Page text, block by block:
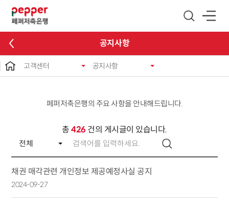
공지사항
고객센터 공지사항
페퍼저축은행의 주요 사항을 안내해드립니다.
총426 건의 게시글이 있습니다.
채권 매각관련 개인정보 제공예정사실 공지
2024-09-27